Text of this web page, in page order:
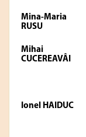
Mina-Maria
RUSU
Mihai
CUCEREAVÂI
Ionel HAIDUC